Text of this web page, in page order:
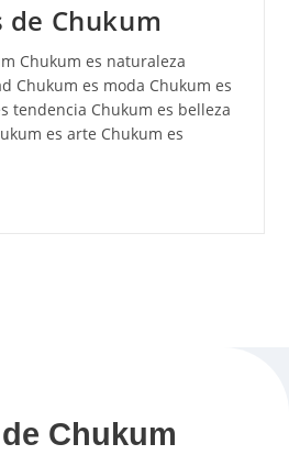
Chukum
Chukum es naturaleza
Chukum es moda Chukum es
tendencia Chukum es belleza
es arte Chukum es
Chukum